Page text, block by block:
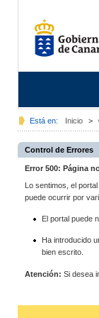
Está en: Inicio >
Control de Errores
Error 500: Página
Lo sentimos, el
puede ocurrir por
El portal puede
Ha introducido
bien escrito.
Atención: Si desea